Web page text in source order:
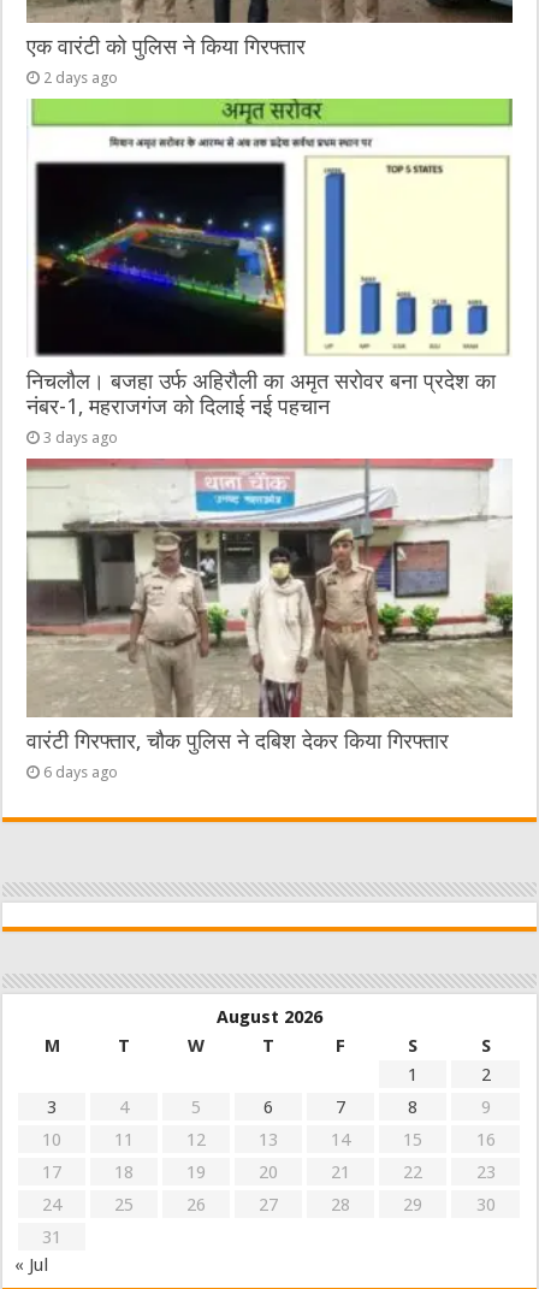
एक वारंटी को पुलिस ने किया गिरफ्तार
2 days ago
निचलौल। बजहा उर्फ अहिरौली का अमृत सरोवर बना प्रदेश का
नंबर-1, महराजगंज को दिलाई नई पहचान
3 days ago
वारंटी गिरफ्तार, चौक पुलिस ने दबिश देकर किया गिरफ्तार
6 days ago
August 2026
M
T W T F S
S
1
2
3
4 5 6 7 8
9
10
11 12 13 14 15
16
17
18 19 20 21 22
23
24
25 26 27 28 29
30
31
« Jul